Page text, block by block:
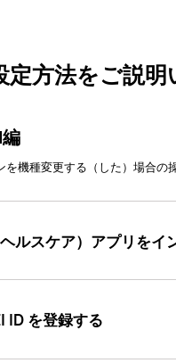
方法をご説
機種変更する（した）場合の
ルスケア）アプリをイ
ID を登録する